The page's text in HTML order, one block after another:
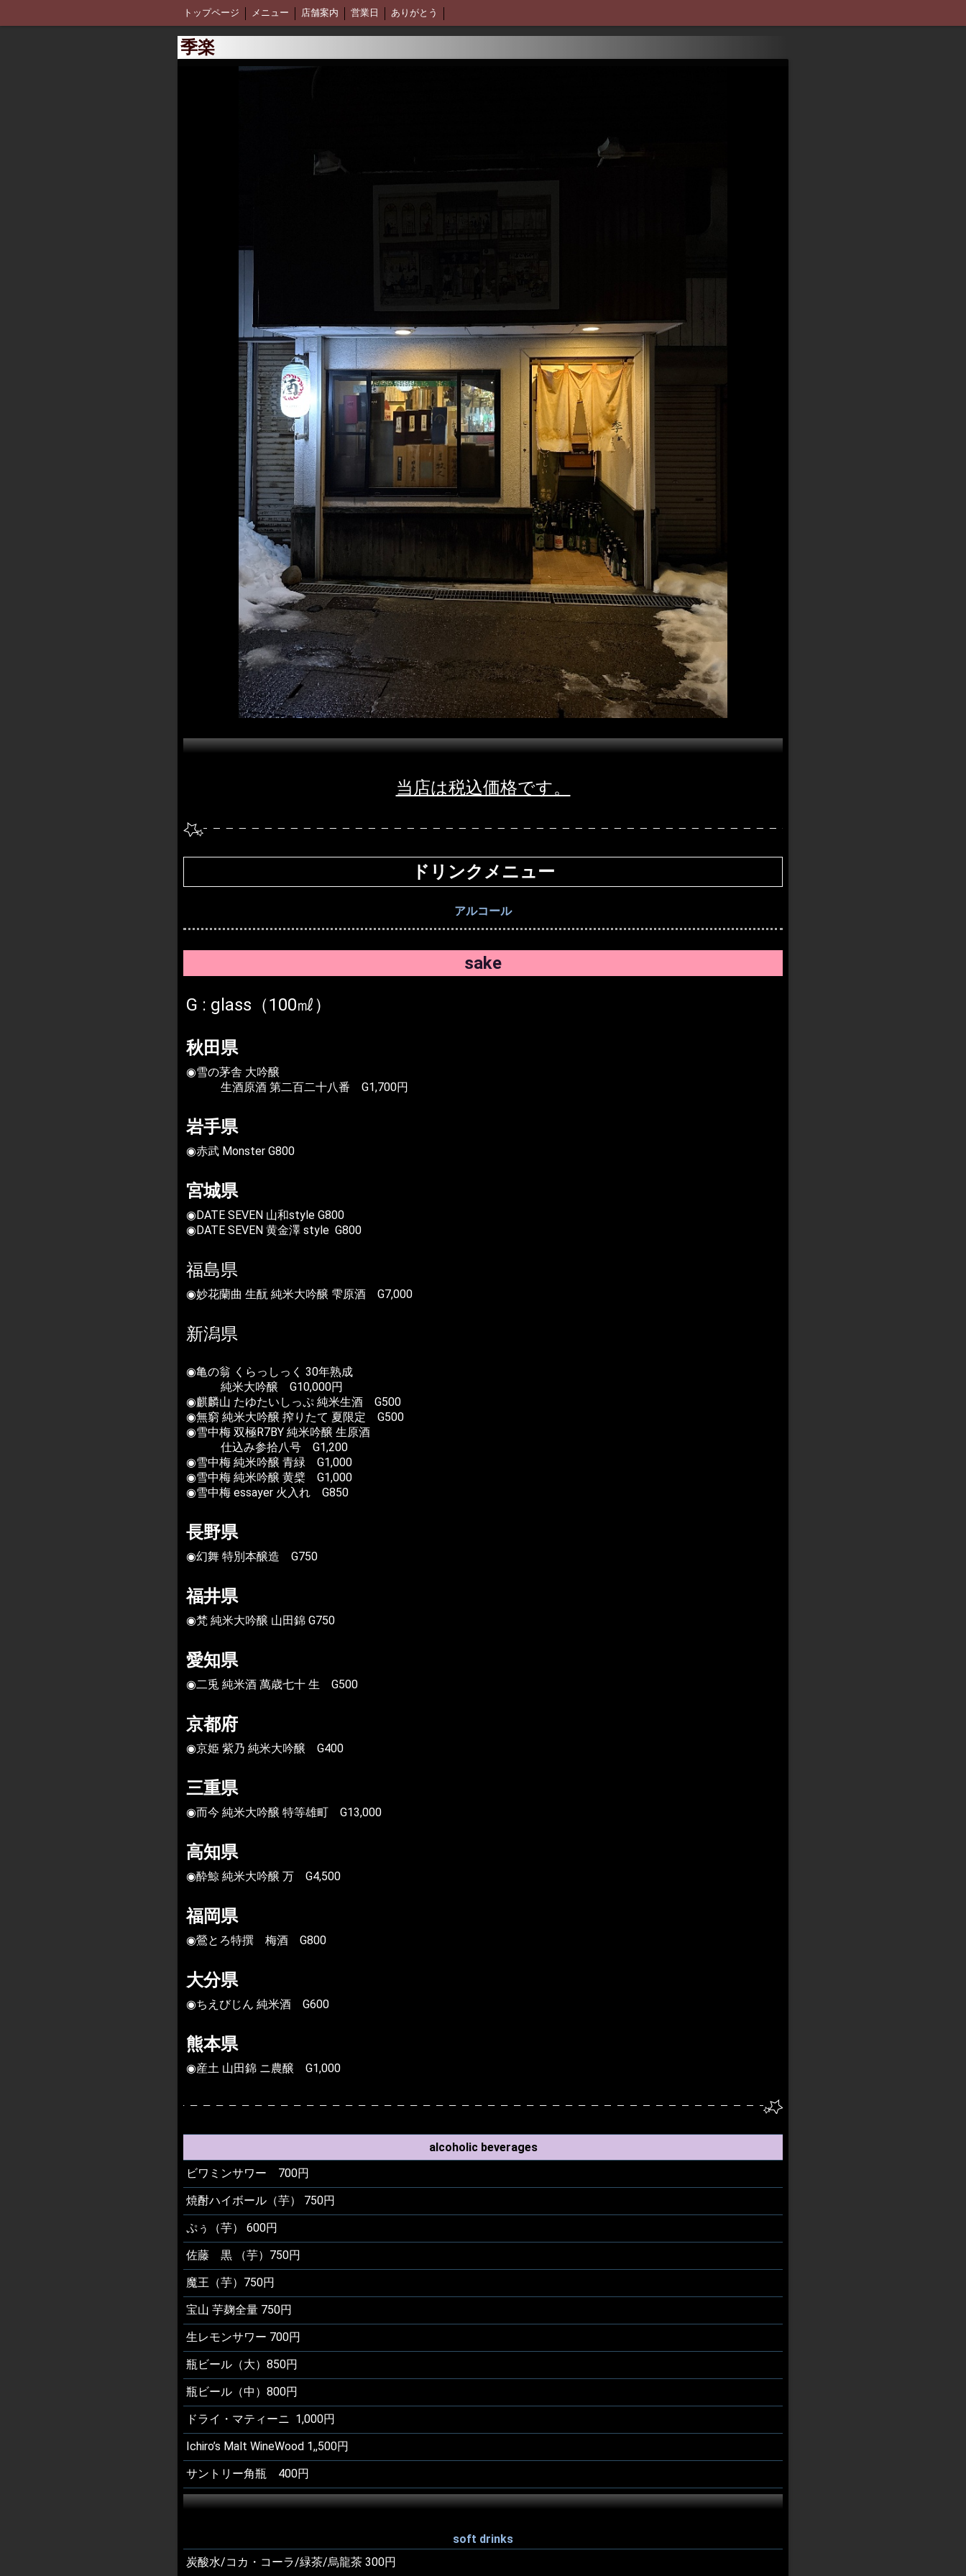
トップページ メニュー 店舗案内 営業日 ありがとう
季楽
当店は税込価格です。
ドリンクメニュー
アルコール
sake
G : glass（100㎖）
秋田県
◉雪の茅舎 大吟醸
生酒原酒 第二百二十八番 G1,700円
岩手県
◉赤武 Monster G800
宮城県
◉DATE SEVEN 山和style G800
◉DATE SEVEN 黄金澤 style G800
福島県
◉妙花蘭曲 生酛 純米大吟醸 雫原酒 G7,000
新潟県
◉亀の翁 くらっしっく 30年熟成
純米大吟醸 G10,000円
◉麒麟山 たゆたいしっぷ 純米生酒 G500
◉無窮 純米大吟醸 搾りたて 夏限定 G500
◉雪中梅 双極R7BY 純米吟醸 生原酒
仕込み参拾八号 G1,200
◉雪中梅 純米吟醸 青緑 G1,000
◉雪中梅 純米吟醸 黄檗 G1,000
◉雪中梅 essayer 火入れ G850
長野県
◉幻舞 特別本醸造 G750
福井県
◉梵 純米大吟醸 山田錦 G750
愛知県
◉二兎 純米酒 萬歳七十 生 G500
京都府
◉京姫 紫乃 純米大吟醸 G400
三重県
◉而今 純米大吟醸 特等雄町 G13,000
高知県
◉酔鯨 純米大吟醸 万 G4,500
福岡県
◉鶯とろ特撰 梅酒 G800
大分県
◉ちえびじん 純米酒 G600
熊本県
◉産土 山田錦 ニ農醸 G1,000
alcoholic beverages
ビワミンサワー 700円
焼酎ハイボール（芋） 750円
ぷぅ（芋） 600円
佐藤 黒 （芋）750円
魔王（芋）750円
宝山 芋麹全量 750円
生レモンサワー 700円
瓶ビール（大）850円
瓶ビール（中）800円
ドライ・マティーニ 1,000円
Ichiro’s Malt WineWood 1,,500円
サントリー角瓶 400円
soft drinks
炭酸水/コカ・コーラ/緑茶/烏龍茶 300円